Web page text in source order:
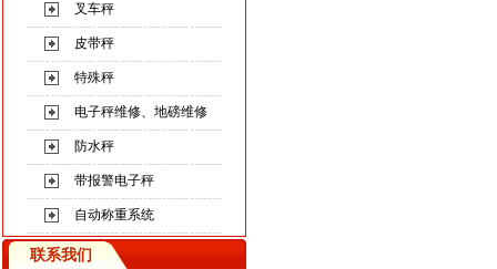
叉车秤
皮带秤
特殊秤
电子秤维修、地磅维修
防水秤
带报警电子秤
自动称重系统
联系我们